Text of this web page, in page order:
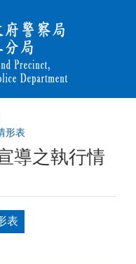
形表
導之執行情
表